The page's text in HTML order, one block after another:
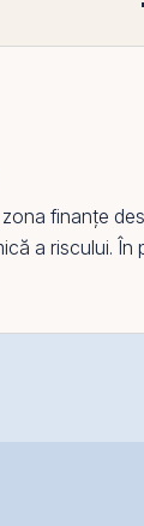
finanțe
a riscului.